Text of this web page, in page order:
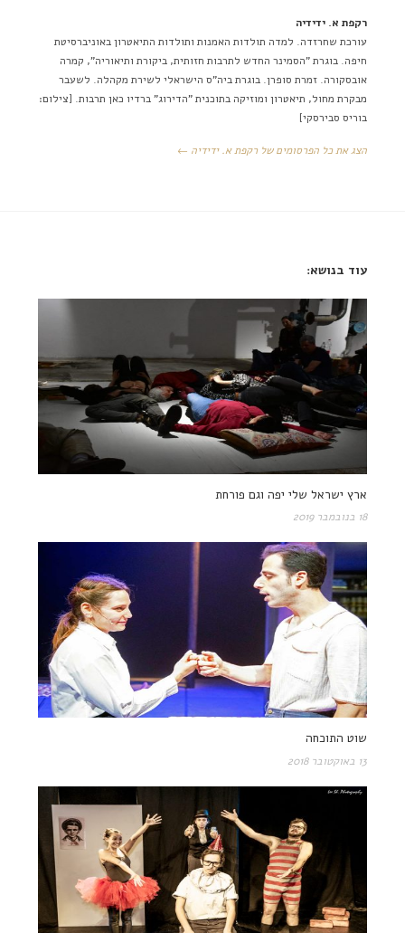
רקפת א. ידידיה
עורכת שחרזדה. למדה תולדות האמנות ותולדות התיאטרון באוניברסיטת
חיפה. בוגרת "הסמינר החדש לתרבות חזותית, ביקורת ותיאוריה", קמרה
אובסקורה. זמרת סופרן. בוגרת ביה"ס הישראלי לשירת מקהלה. לשעבר
מבקרת מחול, תיאטרון ומוזיקה בתוכנית "הדירוג" ברדיו כאן תרבות. [צילום:
בוריס סבירסקי]
הצג את כל הפרסומים של רקפת א. ידידיה ←
עוד בנושא:
ארץ ישראל שלי יפה וגם פורחת
18 בנובמבר 2019
שוט התוכחה
13 באוקטובר 2018